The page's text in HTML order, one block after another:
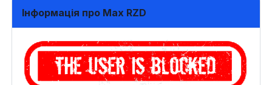
Інформація про Max RZD